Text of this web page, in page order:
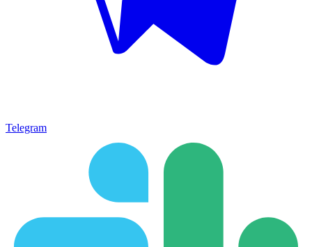
Telegram